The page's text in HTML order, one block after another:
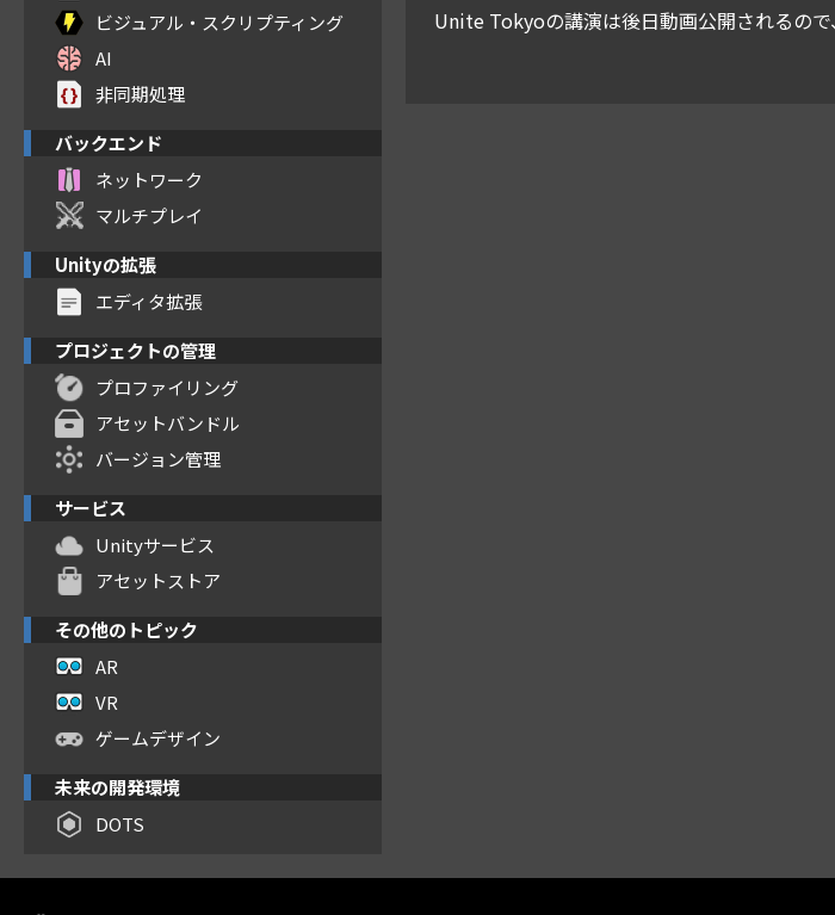
ビジュアル・スクリプティング
AI
非同期処理
バックエンド
ネットワーク
マルチプレイ
Unityの拡張
エディタ拡張
プロジェクトの管理
プロファイリング
アセットバンドル
バージョン管理
サービス
Unityサービス
アセットストア
その他のトピック
AR
VR
ゲームデザイン
未来の開発環境
DOTS
Unite Tokyoの講演は後日動画公開されるの